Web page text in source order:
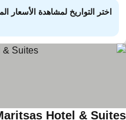
اختر التواريخ لمشاهدة الأسعار
Hotel &